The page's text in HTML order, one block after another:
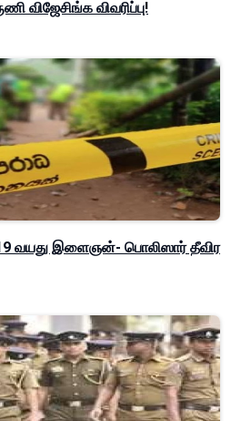
விஜேசிங்க விவரிப்பு!
வயது இளைஞன்- பொலிஸார் தீவிர